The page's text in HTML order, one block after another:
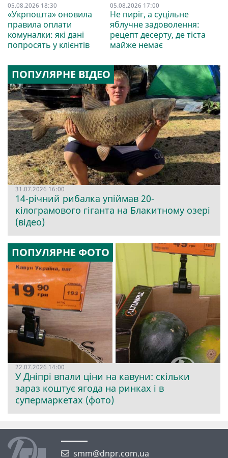
05.08.2026 18:30
«Укрпошта» оновила
правила оплати
комуналки: які дані
попросять у клієнтів
05.08.2026 17:00
Не пиріг, а суцільне
яблучне задоволення:
рецепт десерту, де тіста
майже немає
ПОПУЛЯРНЕ ВІДЕО
31.07.2026 16:00
14-річний рибалка упіймав 20-
кілограмового гіганта на Блакитному озері
(відео)
ПОПУЛЯРНЕ ФОТО
22.07.2026 14:00
У Дніпрі впали ціни на кавуни: скільки
зараз коштує ягода на ринках і в
супермаркетах (фото)
smm@dnpr.com.ua